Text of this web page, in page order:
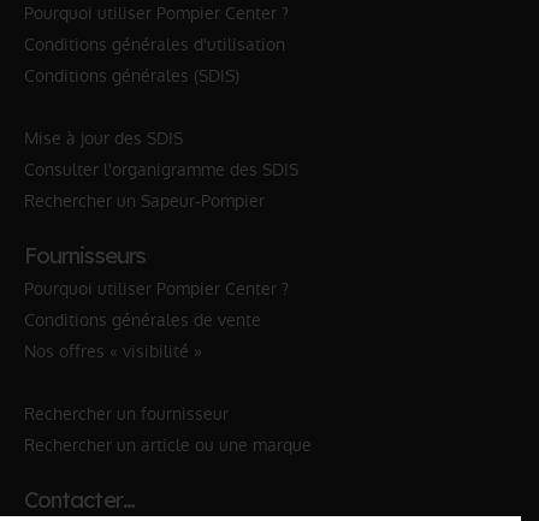
Pourquoi utiliser Pompier Center ?
Conditions générales d'utilisation
Conditions générales (SDIS)
Mise à jour des SDIS
Consulter l'organigramme des SDIS
Rechercher un Sapeur-Pompier
Fournisseurs
Pourquoi utiliser Pompier Center ?
Conditions générales de vente
Nos offres « visibilité »
Rechercher un fournisseur
Rechercher un article ou une marque
Contacter…